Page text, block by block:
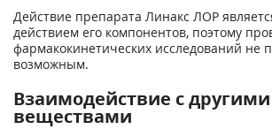
Действие препарата Линакс ЛОР
действием его компонентов, поэтому
фармакокинетических исследований не
возможным.
Взаимодействие с другими
веществами